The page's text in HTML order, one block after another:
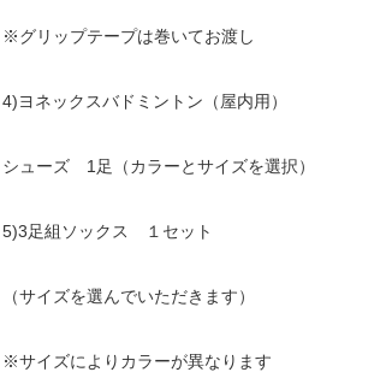
※グリップテープは巻いてお渡し
4)ヨネックスバドミントン（屋内用）
シューズ 1足（カラーとサイズを選択）
5)3足組ソックス １セット
（サイズを選んでいただきます）
※サイズによりカラーが異なります